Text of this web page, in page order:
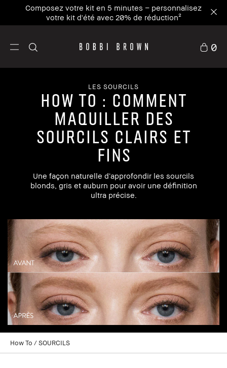
Composez votre kit en 5 minutes – personnalisez
votre kit d'été avec 20% de réduction²
0
LES SOURCILS
HOW TO : COMMENT
MAQUILLER DES
SOURCILS CLAIRS ET
FINS
Une façon naturelle d’approfondir les sourcils
blonds, gris et auburn pour avoir une définition
ultra précise.
How To SOURCILS